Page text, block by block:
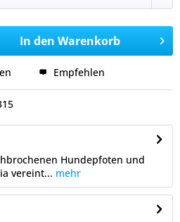
In den Warenkorb
Empfehlen
Hundepfoten und
vereint... mehr